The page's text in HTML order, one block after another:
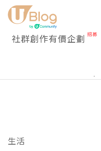
社群創作有價企劃
生活